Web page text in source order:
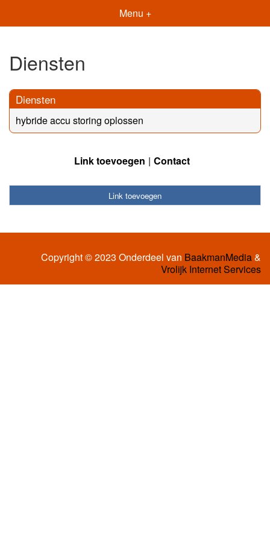
Menu +
Diensten
Diensten
hybride accu storing oplossen
Link toevoegen Contact
Link toevoegen
Copyright © 2023 Onderdeel van BaakmanMedia&
Vrolijk Internet Services